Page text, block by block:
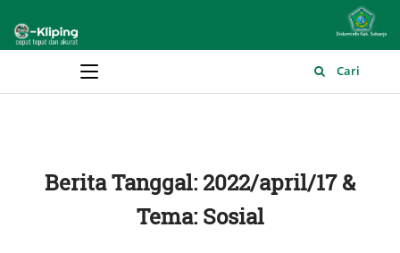
Main Menu Cari
Berita Tanggal: 2022/april/17 &
Tema: Sosial